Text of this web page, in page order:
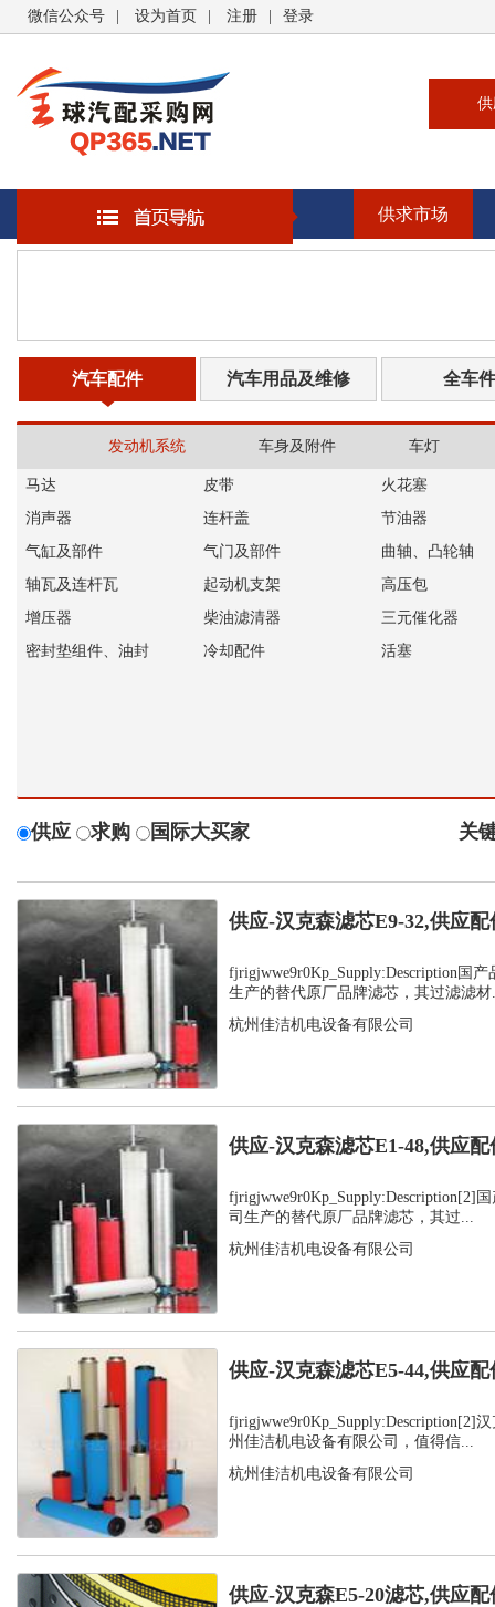
微信公众号 设为首页 注册 登录
供求市场
汽车配件 汽车用品及维修 全车件
发动机系统 车身及附件 车灯
马达 皮带
火花塞
消声器
连杆盖
节油器
气缸及部件
气门及部件
曲轴、凸轮轴
轴瓦及连杆瓦
起动机支架
高压包
增压器
柴油滤清器
三元催化器
密封垫组件、油封
冷却配件 活塞
供应 求购 国际大买家 关
供应-汉克森滤芯E9-32,供应配
fjrigjwwe9r0Kp_Supply:Description国
生产的替代原厂品牌滤芯，其过滤滤材
杭州佳洁机电设备有限公司
供应-汉克森滤芯E1-48,供应配
fjrigjwwe9r0Kp_Supply:Description[2]
司生产的替代原厂品牌滤芯，其过...
杭州佳洁机电设备有限公司
供应-汉克森滤芯E5-44,供应配
fjrigjwwe9r0Kp_Supply:Description[2]
州佳洁机电设备有限公司，值得信...
杭州佳洁机电设备有限公司
供应-汉克森E5-20滤芯,供应配